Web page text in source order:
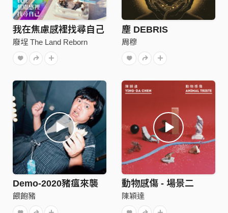
我在焦慮感裡找尋自己
廢埕 The Land Reborn
塵 DEBRIS
周穆
Demo-2020豬瘟來襲
餵飽豬
動物感傷 - 場景二
陳穎達